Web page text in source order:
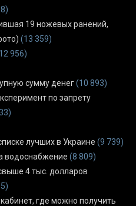
19 ножевых ранений,
(13 359)
956)
сумму денег(10 893)
по запрету
лучших в Украине (9 739)
водоснабжение (8 809)
4 тыс. долларов
где можно получить